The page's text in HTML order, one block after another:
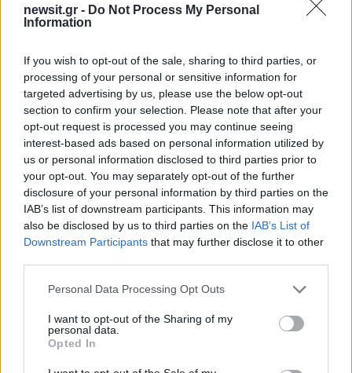
newsit.gr - Do Not Process My Personal
Information
If you wish to opt-out of the sale, sharing to third parties, or
processing of your personal or sensitive information for
targeted advertising by us, please use the below opt-out
section to confirm your selection. Please note that after your
opt-out request is processed you may continue seeing
interest-based ads based on personal information utilized by
us or personal information disclosed to third parties prior to
your opt-out. You may separately opt-out of the further
disclosure of your personal information by third parties on the
IAB’s list of downstream participants. This information may
also be disclosed by us to third parties on the IAB’s List of
Downstream Participants that may further disclose it to other
Please note that this website/app uses one or more Google
not limited to your visit or usage behaviour. You may click to
grant or deny consent to Google and its third-party tags to
use your data for below specified purposes in below Google
consent section.
Personal Data Processing Opt Outs
I want to opt-out of the Sharing of my
personal data.
Opted In